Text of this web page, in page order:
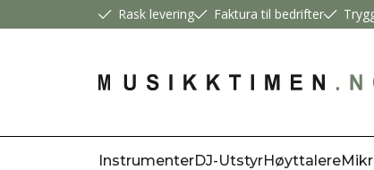
Rask levering Faktura til bedrifter
InstrumenterDJ-UtstyrHøyttalere